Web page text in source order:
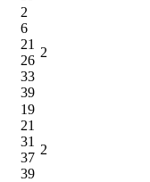
2
6
21
26
33
39
2
19
21
31
37
39
2